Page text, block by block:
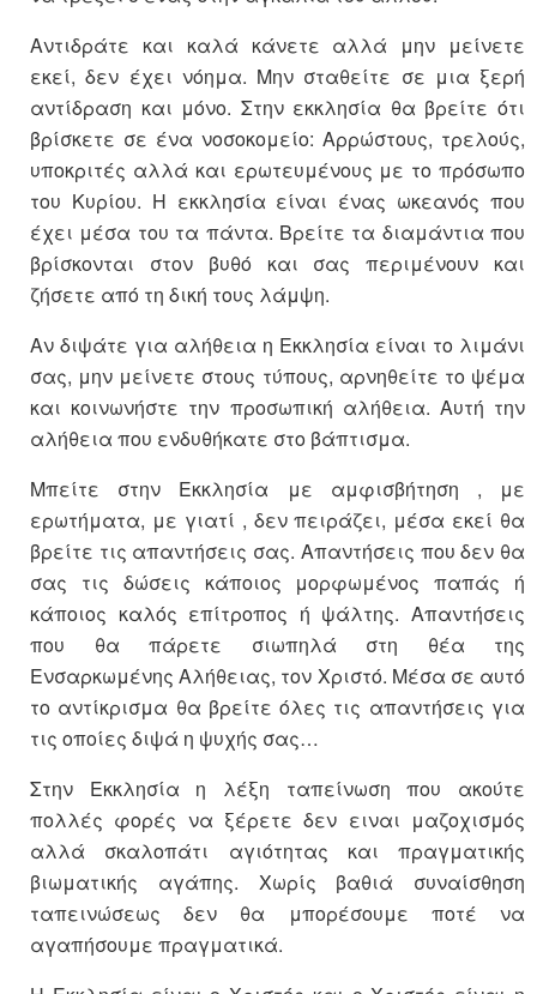
Αντιδράτε και καλά κάνετε αλλά μην μείνετε
εκεί, δεν έχει νόημα. Μην σταθείτε σε μια ξερή
αντίδραση και μόνο. Στην εκκλησία θα βρείτε ότι
βρίσκετε σε ένα νοσοκομείο: Αρρώστους, τρελούς,
υποκριτές αλλά και ερωτευμένους με το πρόσωπο
του Κυρίου. Η εκκλησία είναι ένας ωκεανός που
έχει μέσα του τα πάντα. Βρείτε τα διαμάντια που
βρίσκονται στον βυθό και σας περιμένουν και
ζήσετε από τη δική τους λάμψη.
Αν διψάτε για αλήθεια η Εκκλησία είναι το λιμάνι
σας, μην μείνετε στους τύπους, αρνηθείτε το ψέμα
και κοινωνήστε την προσωπική αλήθεια. Αυτή την
αλήθεια που ενδυθήκατε στο βάπτισμα.
Μπείτε στην Εκκλησία με αμφισβήτηση , με
ερωτήματα, με γιατί , δεν πειράζει, μέσα εκεί θα
βρείτε τις απαντήσεις σας. Απαντήσεις που δεν θα
σας τις δώσεις κάποιος μορφωμένος παπάς ή
κάποιος καλός επίτροπος ή ψάλτης. Απαντήσεις
που θα πάρετε σιωπηλά στη θέα της
Ενσαρκωμένης Αλήθειας, τον Χριστό. Μέσα σε αυτό
το αντίκρισμα θα βρείτε όλες τις απαντήσεις για
τις οποίες διψά η ψυχής σας…
Στην Εκκλησία η λέξη ταπείνωση που ακούτε
πολλές φορές να ξέρετε δεν ειναι μαζοχισμός
αλλά σκαλοπάτι αγιότητας και πραγματικής
βιωματικής αγάπης. Χωρίς βαθιά συναίσθηση
ταπεινώσεως δεν θα μπορέσουμε ποτέ να
αγαπήσουμε πραγματικά.